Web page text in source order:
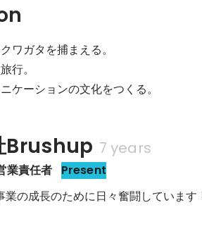
ワガタを捕まえる。
行。
ケーションの文化をつくる。
Brushup 7 years
業責任者 Present